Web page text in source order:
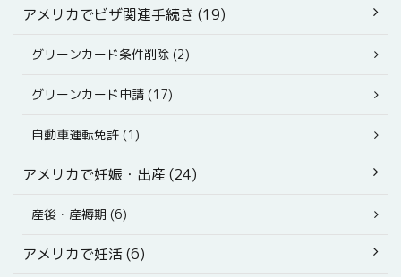
アメリカでビザ関連手続き (19)
グリーンカード条件削除 (2)
グリーンカード申請 (17)
自動車運転免許 (1)
アメリカで妊娠・出産 (24)
産後・産褥期 (6)
アメリカで妊活 (6)